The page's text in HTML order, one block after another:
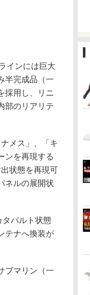
インには巨大
半完成品（一
採用し、リニ
部のリアリテ
メス」、「キ
ンを再現する
状態を再現可
ネルの展開状
パルト状態
テナへ換装が
ブマリン（一